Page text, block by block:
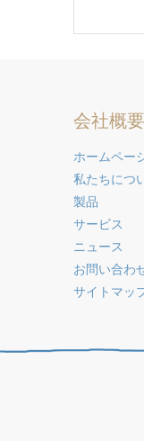
会社概要
ホームペー
私たちにつ
製品
サービス
ニュース
お問い合わ
サイトマッ